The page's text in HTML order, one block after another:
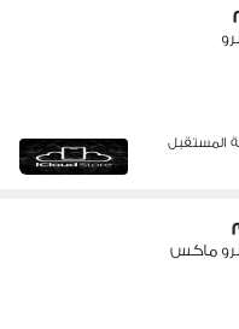
المستقبل